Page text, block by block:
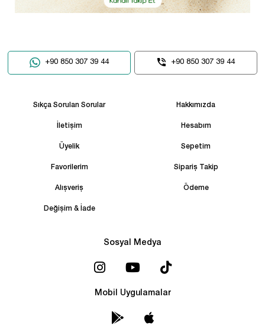
+90 850 307 39 44 +90 850 307 39 44
Sıkça Sorulan Sorular Hakkımızda
İletişim Hesabım
Üyelik Sepetim
Favorilerim Sipariş Takip
Alışveriş Ödeme
Değişim & İade
Sosyal Medya
Mobil Uygulamalar